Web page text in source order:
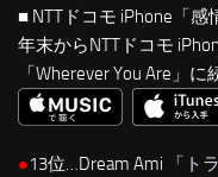
■ NTTドコモ iPhone「
年末からNTTドコモ
「Wherever You Are」
●13位…Dream Ami 「 ト